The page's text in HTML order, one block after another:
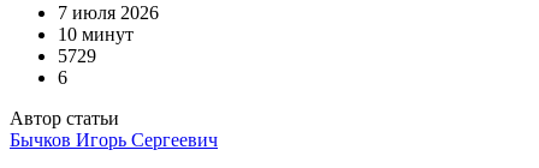
7 июля 2026
10 минут
5729
6
Автор статьи
Бычков Игорь Сергеевич